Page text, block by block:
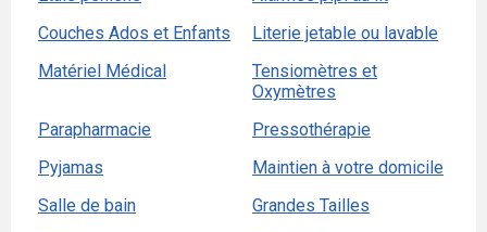
Couches Ados et Enfants
Literie jetable ou lavable
Matériel Médical
Tensiomètres et
Oxymètres
Parapharmacie
Pressothérapie
Pyjamas
Maintien à votre domicile
Salle de bain
Grandes Tailles